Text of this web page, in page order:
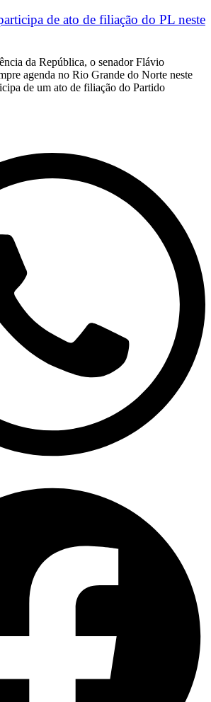
de ato de filiação do PL neste
da República, o senador Flávio
agenda no Rio Grande do Norte neste
de um ato de filiação do Partido